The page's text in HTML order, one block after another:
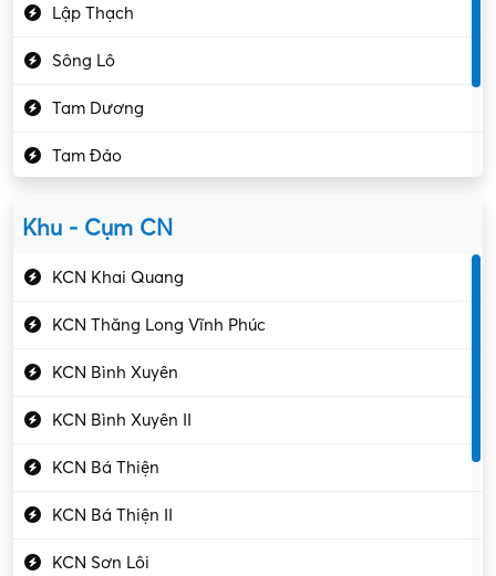
Kiểm soát chất lượng
Kỹ sư cơ khí
Kỹ sư điện
Kỹ thuật cao
Kỹ thuật mạng – IT
Làm bán thời gian
Lao động phổ thông
Lập trình – Phát triển
Luật – Công chứng
Lập Thạch
Sông Lô
Tam Dương
Tam Đảo
Khu - Cụm CN
KCN Khai Quang
KCN Thăng Long Vĩnh Phúc
KCN Bình Xuyên
KCN Bình Xuyên II
KCN Bá Thiện
KCN Bá Thiện II
KCN Sơn Lôi